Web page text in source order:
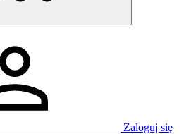
Zaloguj się